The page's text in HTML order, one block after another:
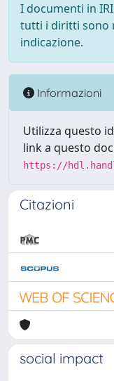
I documenti in
tutti i diritti sono
indicazione.
Informazioni
Utilizza questo
link a questo
https://
Citazioni
social impact